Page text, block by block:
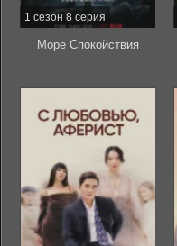
1 сезон 8 серия
Море Спокойствия